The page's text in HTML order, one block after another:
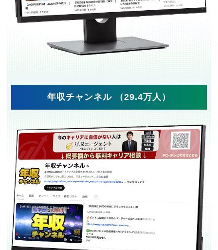
年収チャンネル （29.4万人）